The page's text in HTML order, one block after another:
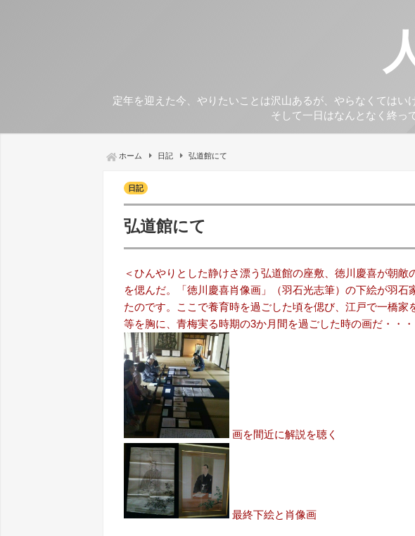
定年を迎えた今、やりたいことは沢山あるが、やらなくてはい
そして一日はなんとなく終っ
ホーム 日記 弘道館にて
日記
弘道館にて
＜ひんやりとした静けさ漂う弘道館の座敷、徳川慶喜が朝
を偲んだ。「徳川慶喜肖像画」（羽石光志筆）の下絵が羽
たのです。ここで養育時を過ごした頃を偲び、江戸で一橋
等を胸に、青梅実る時期の3か月間を過ごした時の画だ・・
画を間近に解説を聴く
最終下絵と肖像画